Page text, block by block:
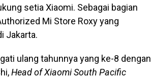
setia Xiaomi. Sebagai bagian
Mi Store Roxy yang
Jakarta.
ulang tahunnya yang ke-8 dengan
Head of Xiaomi South Pacific